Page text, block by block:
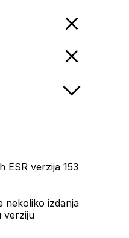
ESR verzija 153
nekoliko izdanja
verziju